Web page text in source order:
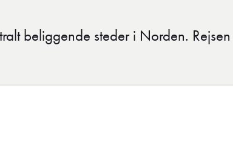
beliggende steder i Norden. Rejsen